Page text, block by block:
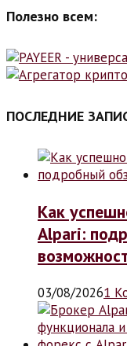
Полезно всем:
ПОСЛЕДНИЕ
Как
Alpari:
03/08/20261